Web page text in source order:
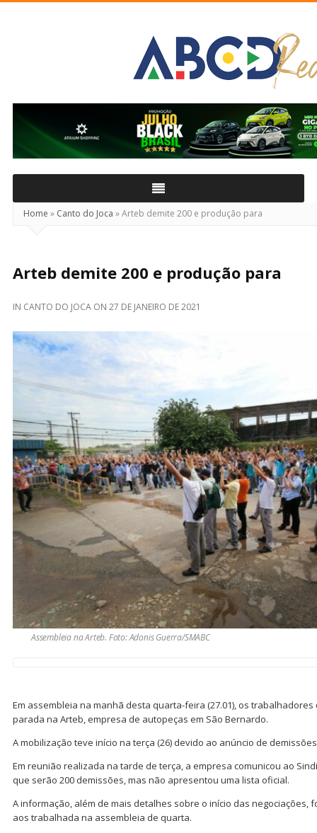
Real
Home » Canto do Joca »Arteb demite 200 e produção para
Arteb demite 200 e produção para
IN CANTO DO JOCA ON 27 DE JANEIRO DE 2021
Assembleia na Arteb. Foto: Adonis Guerra/SMABC
Em assembleia na manhã desta quarta-feira (27.01), os
parada na Arteb, empresa de autopeças em São Bernardo.
A mobilização teve início na terça (26) devido ao anúncio de
Em reunião realizada na tarde de terça, a empresa comunicou ao
que serão 200 demissões, mas não apresentou uma lista oficial.
A informação, além de mais detalhes sobre o início das negociações,
aos trabalhada na assembleia de quarta.